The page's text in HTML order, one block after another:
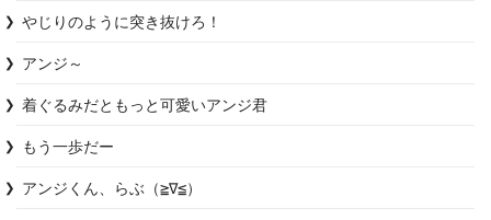
やじりのように突き抜けろ！
アンジ～
着ぐるみだともっと可愛いアンジ君
もう一歩だー
アンジくん、らぶ（≧∇≦）